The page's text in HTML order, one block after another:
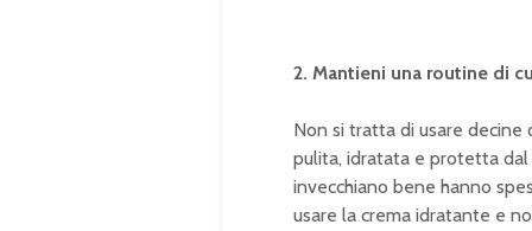
2. Mantieni una routine di
Non si tratta di usare decine
pulita, idratata e protetta dal
invecchiano bene hanno
usare la crema idratante e